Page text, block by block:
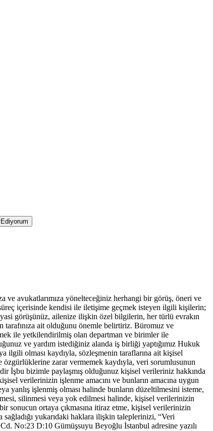
avukatlarımıza yönelteceğiniz herhangi bir görüş, öneri ve
içerisinde kendisi ile iletişime geçmek isteyen ilgili kişilerin;
görüşünüz, ailenize ilişkin özel bilgilerin, her türlü evrakın
tarafınıza ait olduğunu önemle belirtiriz. Büromuz ve
ile yetkilendirilmiş olan departman ve birimler ile
ve yardım istediğiniz alanda iş birliği yaptığımız Hukuk
ilgili olması kaydıyla, sözleşmenin taraflarına ait kişisel
zarar vermemek kaydıyla, veri sorumlusunun
İşbu bizimle paylaşmış olduğunuz kişisel verileriniz hakkında
verilerinizin işlenme amacını ve bunların amacına uygun
yanlış işlenmiş olması halinde bunların düzeltilmesini isteme,
silinmesi veya yok edilmesi halinde, kişisel verilerinizin
sonucun ortaya çıkmasına itiraz etme, kişisel verilerinizin
sağladığı yukarıdaki haklara ilişkin taleplerinizi, “Veri
No:23 D:10 Gümüşsuyu Beyoğlu İstanbul adresine yazılı